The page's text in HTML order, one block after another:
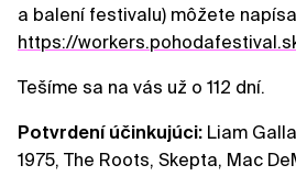
a balení festivalu) môžete
https://
Tešíme sa na vás už o 112 dní.
Potvrdení účinkujúci: Liam
1975, The Roots, Skepta, Mac